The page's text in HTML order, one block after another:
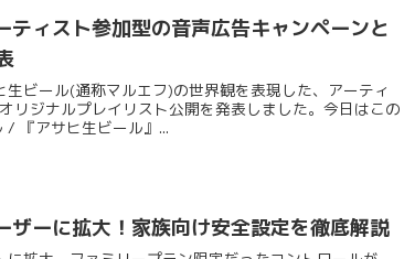
ィスト参加型の音声広告キャンペーンと
ビール(通称マルエフ)の世界観を表現した、アーティ
リジナルプレイリスト公開を発表しました。今日はこの
/ 『アサヒ生ビール』...
ーに拡大！家族向け安全設定を徹底解説